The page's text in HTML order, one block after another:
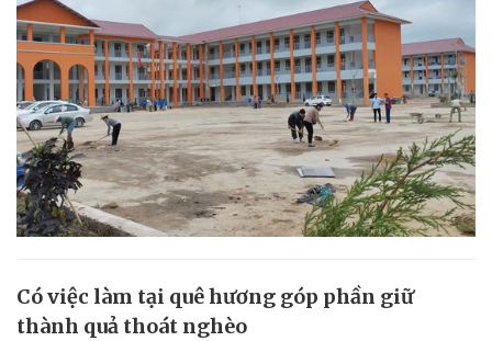
Có việc làm tại quê hương góp phần giữ
thành quả thoát nghèo